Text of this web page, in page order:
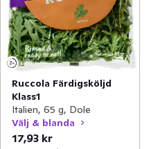
Ruccola Färdigsköljd
Klass1
Italien, 65 g, Dole
Välj & blanda
17,93 kr